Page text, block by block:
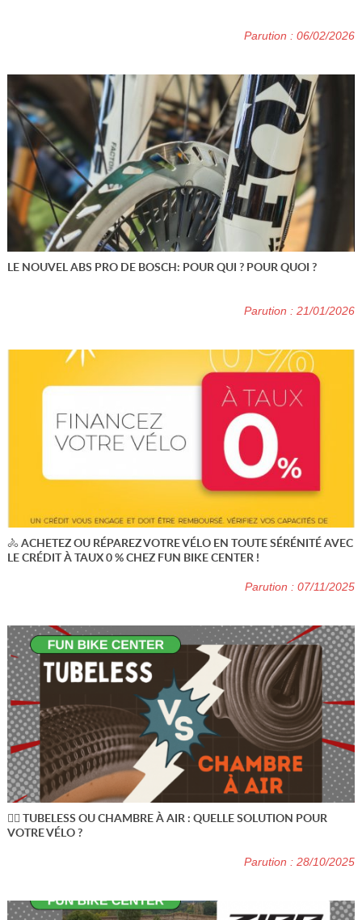
Parution : 06/02/2026
LE NOUVEL ABS PRO DE BOSCH: POUR QUI ? POUR QUOI ?
Parution : 21/01/2026
🚴 ACHETEZ OU RÉPAREZ VOTRE VÉLO EN TOUTE SÉRÉNITÉ AVEC
LE CRÉDIT À TAUX 0 % CHEZ FUN BIKE CENTER !
Parution : 07/11/2025
🚴‍♂️ TUBELESS OU CHAMBRE À AIR : QUELLE SOLUTION POUR
VOTRE VÉLO ?
Parution : 28/10/2025